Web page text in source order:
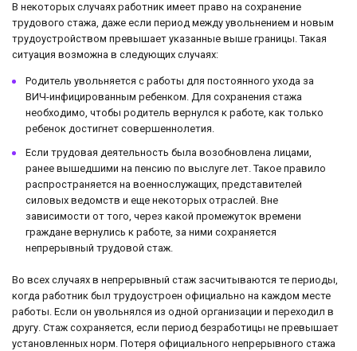
В некоторых случаях работник имеет право на сохранение
трудового стажа, даже если период между увольнением и новым
трудоустройством превышает указанные выше границы. Такая
ситуация возможна в следующих случаях:
Родитель увольняется с работы для постоянного ухода за
ВИЧ-инфицированным ребенком. Для сохранения стажа
необходимо, чтобы родитель вернулся к работе, как только
ребенок достигнет совершеннолетия.
Если трудовая деятельность была возобновлена лицами,
ранее вышедшими на пенсию по выслуге лет. Такое правило
распространяется на военнослужащих, представителей
силовых ведомств и еще некоторых отраслей. Вне
зависимости от того, через какой промежуток времени
граждане вернулись к работе, за ними сохраняется
непрерывный трудовой стаж.
Во всех случаях в непрерывный стаж засчитываются те периоды,
когда работник был трудоустроен официально на каждом месте
работы. Если он увольнялся из одной организации и переходил в
другу. Стаж сохраняется, если период безработицы не превышает
установленных норм. Потеря официального непрерывного стажа